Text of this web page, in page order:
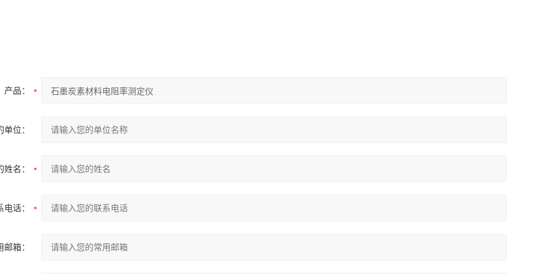
产品：
单位：
姓名：
电话：
邮箱：